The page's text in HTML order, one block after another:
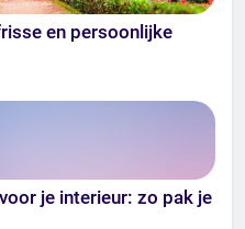
en persoonlijke
je interieur: zo pak je